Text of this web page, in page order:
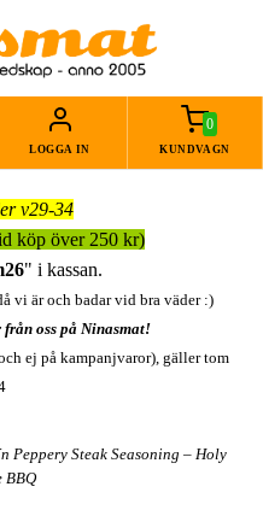
LOGGA IN
0
KUNDVAGN
v29-34
köp över 250 kr)
" i kassan.
vi är och badar vid bra väder :)
oss på Ninasmat!
ej på kampanjvaror), gäller tom
Peppery Steak Seasoning – Holy
BBQ